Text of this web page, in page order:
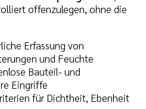
offenzulegen, ohne die
Erfassung von
und Feuchte
Bauteil- und
Eingriffe
für Dichtheit, Ebenheit